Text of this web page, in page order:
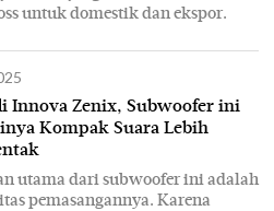
untuk domestik dan ekspor.
Innova Zenix, Subwoofer ini
Kompak Suara Lebih
utama dari subwoofer ini adalah
pemasangannya. Karena